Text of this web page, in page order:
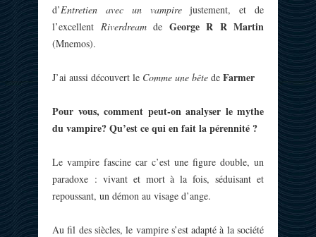
d’Entretien avec un vampirejustement, et de
l’excellent Riverdreamde George R R Martin
(Mnemos).
J’ai aussi découvert le Comme une bête de Farmer
Pour vous, comment peut-on analyser le mythe
du vampire? Qu’est ce qui en fait la pérennité ?
Le vampire fascine car c’est une figure double, un
paradoxe : vivant et mort à la fois, séduisant et
repoussant, un démon au visage d’ange.
Au fil des siècles, le vampire s’est adapté à la société